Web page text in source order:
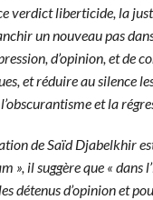
verdict liberticide, la
un nouveau pas
d’opinion, et de
et réduire au silence
et la
de Saïd Djabelkhir
», il suggère que «
détenus d’opinion et